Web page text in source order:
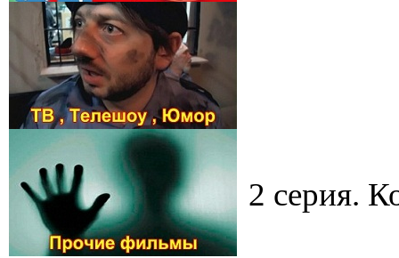
2 серия.